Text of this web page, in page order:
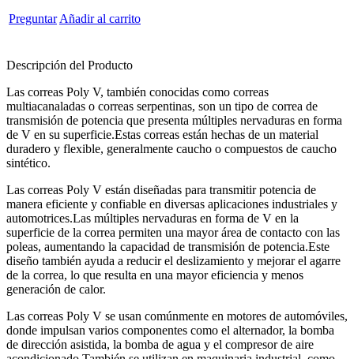
PreguntarAñadir al carrito
Descripción del Producto
Las correas Poly V, también conocidas como correas
multiacanaladas o correas serpentinas, son un tipo de correa de
transmisión de potencia que presenta múltiples nervaduras en forma
de V en su superficie.Estas correas están hechas de un material
duradero y flexible, generalmente caucho o compuestos de caucho
sintético.
Las correas Poly V están diseñadas para transmitir potencia de
manera eficiente y confiable en diversas aplicaciones industriales y
automotrices.Las múltiples nervaduras en forma de V en la
superficie de la correa permiten una mayor área de contacto con las
poleas, aumentando la capacidad de transmisión de potencia.Este
diseño también ayuda a reducir el deslizamiento y mejorar el agarre
de la correa, lo que resulta en una mayor eficiencia y menos
generación de calor.
Las correas Poly V se usan comúnmente en motores de automóviles,
donde impulsan varios componentes como el alternador, la bomba
de dirección asistida, la bomba de agua y el compresor de aire